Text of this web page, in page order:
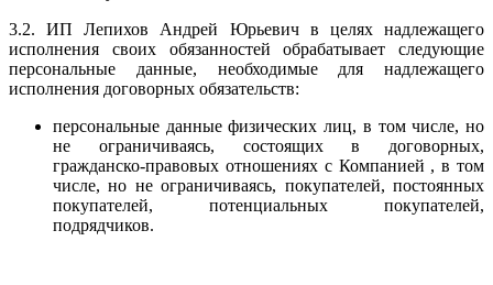
3.2. ИП Лепихов Андрей Юрьевич в целях надлежащего
исполнения своих обязанностей обрабатывает следующие
персональные данные, необходимые для надлежащего
исполнения договорных обязательств:
персональные данные физических лиц, в том числе, но
не ограничиваясь, состоящих в договорных,
гражданско-правовых отношениях с Компанией , в том
числе, но не ограничиваясь, покупателей, постоянных
покупателей, потенциальных покупателей,
подрядчиков.